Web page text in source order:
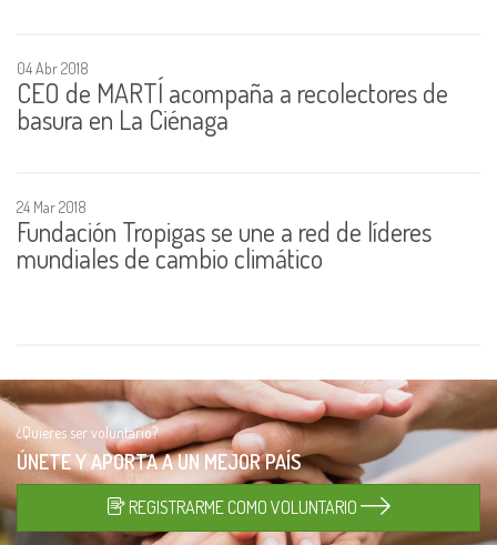
04 Abr 2018
CEO de MARTÍ acompaña a recolectores de
basura en La Ciénaga
24 Mar 2018
Fundación Tropigas se une a red de líderes
mundiales de cambio climático
¿Quieres ser voluntario?
ÚNETE Y APORTA A UNMEJOR PAÍS
REGISTRARME COMO VOLUNTARIO